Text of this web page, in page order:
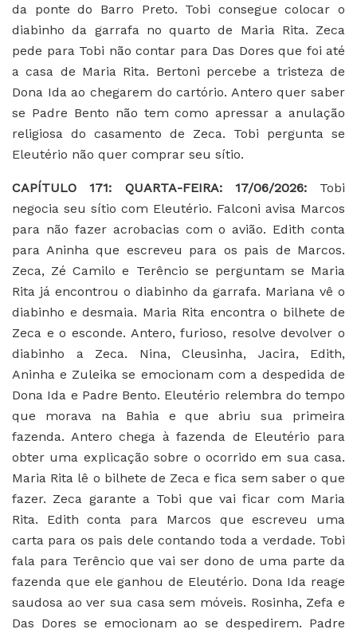
da ponte do Barro Preto. Tobi consegue colocar o
diabinho da garrafa no quarto de Maria Rita. Zeca
pede para Tobi não contar para Das Dores que foi até
a casa de Maria Rita. Bertoni percebe a tristeza de
Dona Ida ao chegarem do cartório. Antero quer saber
se Padre Bento não tem como apressar a anulação
religiosa do casamento de Zeca. Tobi pergunta se
Eleutério não quer comprar seu sítio.
CAPÍTULO 171: QUARTA-FEIRA: 17/06/2026: Tobi
negocia seu sítio com Eleutério. Falconi avisa Marcos
para não fazer acrobacias com o avião. Edith conta
para Aninha que escreveu para os pais de Marcos.
Zeca, Zé Camilo e Terêncio se perguntam se Maria
Rita já encontrou o diabinho da garrafa. Mariana vê o
diabinho e desmaia. Maria Rita encontra o bilhete de
Zeca e o esconde. Antero, furioso, resolve devolver o
diabinho a Zeca. Nina, Cleusinha, Jacira, Edith,
Aninha e Zuleika se emocionam com a despedida de
Dona Ida e Padre Bento. Eleutério relembra do tempo
que morava na Bahia e que abriu sua primeira
fazenda. Antero chega à fazenda de Eleutério para
obter uma explicação sobre o ocorrido em sua casa.
Maria Rita lê o bilhete de Zeca e fica sem saber o que
fazer. Zeca garante a Tobi que vai ficar com Maria
Rita. Edith conta para Marcos que escreveu uma
carta para os pais dele contando toda a verdade. Tobi
fala para Terêncio que vai ser dono de uma parte da
fazenda que ele ganhou de Eleutério. Dona Ida reage
saudosa ao ver sua casa sem móveis. Rosinha, Zefa e
Das Dores se emocionam ao se despedirem. Padre